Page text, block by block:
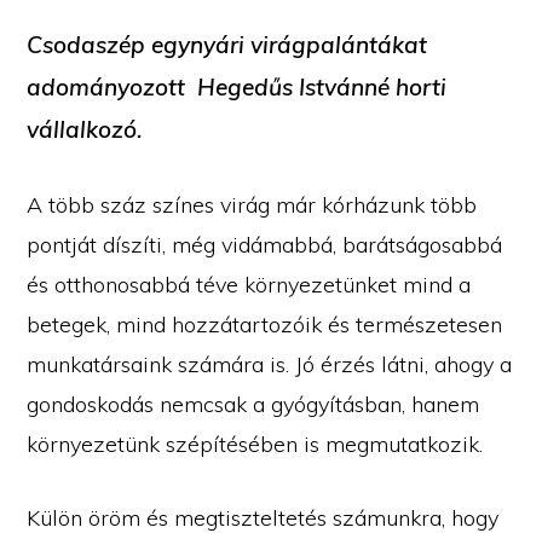
Csodaszép egynyári virágpalántákat
adományozott Hegedűs Istvánné horti
vállalkozó.
A több száz színes virág már kórházunk több
pontját díszíti, még vidámabbá, barátságosabbá
és otthonosabbá téve környezetünket mind a
betegek, mind hozzátartozóik és természetesen
munkatársaink számára is. Jó érzés látni, ahogy a
gondoskodás nemcsak a gyógyításban, hanem
környezetünk szépítésében is megmutatkozik.
Külön öröm és megtiszteltetés számunkra, hogy